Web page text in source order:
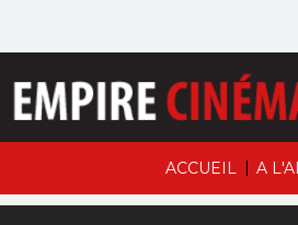
ACCUEIL | A